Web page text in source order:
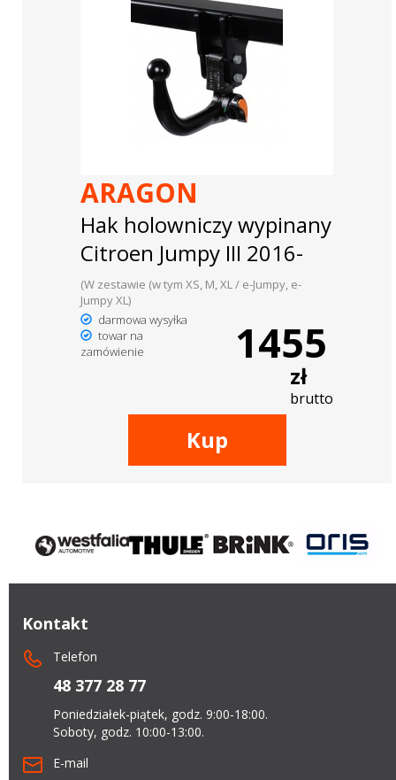
ARAGON
Hak holowniczy wypinany
Citroen Jumpy III 2016-
(W zestawie (w tym XS, M, XL / e-Jumpy, e-
Jumpy XL)
darmowa wysyłka
towar na
zamówienie
1455
zł
brutto
Kup
Kontakt
Telefon
48 377 28 77
Poniedziałek-piątek, godz. 9:00-18:00.
Soboty, godz. 10:00-13:00.
E-mail